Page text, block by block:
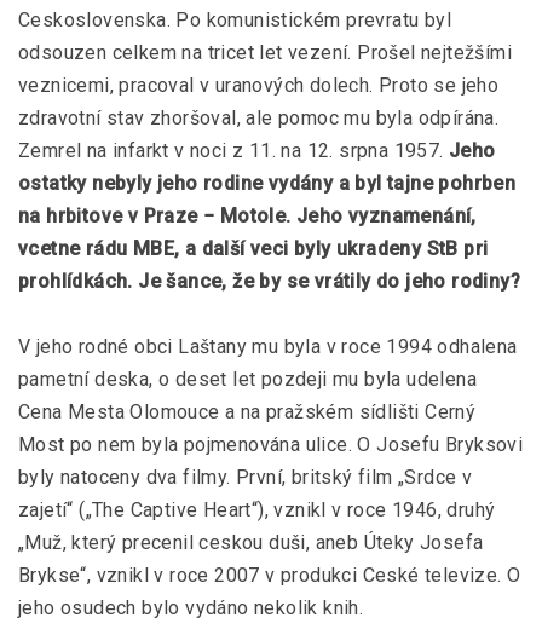
Ceskoslovenska. Po komunistickém prevratu byl
odsouzen celkem na tricet let vezení. Prošel nejtežšími
veznicemi, pracoval v uranových dolech. Proto se jeho
zdravotní stav zhoršoval, ale pomoc mu byla odpírána.
Zemrel na infarkt v noci z 11. na 12. srpna 1957. Jeho
ostatky nebyly jeho rodine vydány a byl tajne pohrben
na hrbitove v Praze − Motole. Jeho vyznamenání,
vcetne rádu MBE, a další veci byly ukradeny StB pri
prohlídkách. Je šance, že by se vrátily do jeho rodiny?
V jeho rodné obci Laštany mu byla v roce 1994 odhalena
pametní deska, o deset let pozdeji mu byla udelena
Cena Mesta Olomouce a na pražském sídlišti Cerný
Most po nem byla pojmenována ulice. O Josefu Bryksovi
byly natoceny dva filmy. První, britský film „Srdce v
zajetí“ („The Captive Heart“), vznikl v roce 1946, druhý
„Muž, který precenil ceskou duši, aneb Úteky Josefa
Brykse“, vznikl v roce 2007 v produkci Ceské televize. O
jeho osudech bylo vydáno nekolik knih.